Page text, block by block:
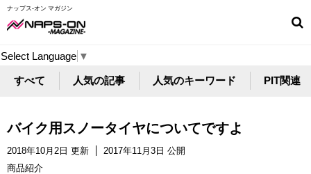
ナップス-オン マガジン
Select Language ▼
すべて 人気の記事 人気のキーワード PIT関連
バイク用スノータイヤについてですよ
2018年10月2日 更新
2017年11月3日 公開
商品紹介